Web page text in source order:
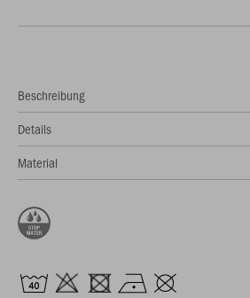
Beschreibung
Details
Material